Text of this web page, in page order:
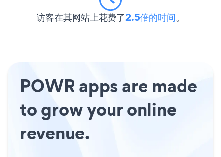
访客在其网站上花费了2.5倍的时间。
POWR apps are made
to grow your online
revenue.